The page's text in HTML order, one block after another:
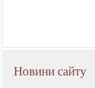
Новини сайту